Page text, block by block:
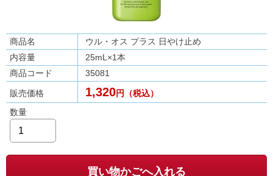
商品名
ウル・オス プラス 日やけ止め
内容量
25mL×1本
商品コード
35081
販売価格 1,320円（税込）
数量
買い物かごへ入れる